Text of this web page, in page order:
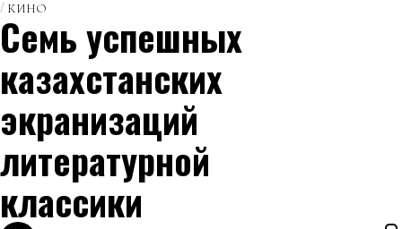
КИНО
Семь успешных
казахстанских
экранизаций
литературной
классики